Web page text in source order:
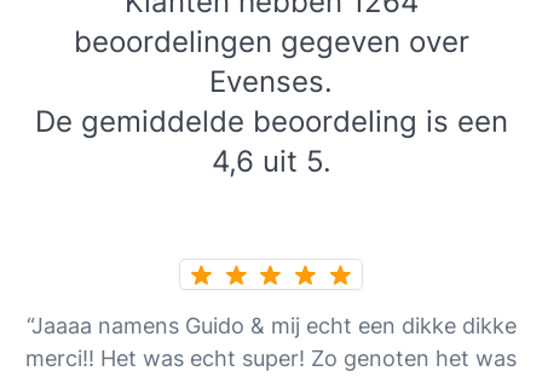
beoordelingen gegeven over
Evenses.
De gemiddelde beoordeling is een
4,6 uit 5.
“Jaaaa namens Guido & mij echt een dikke dikke
merci!! Het was echt super! Zo genoten het was